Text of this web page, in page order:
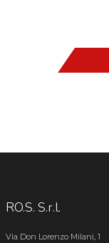
RO.S. S.r.l.
Via Don Lorenzo Milani, 1